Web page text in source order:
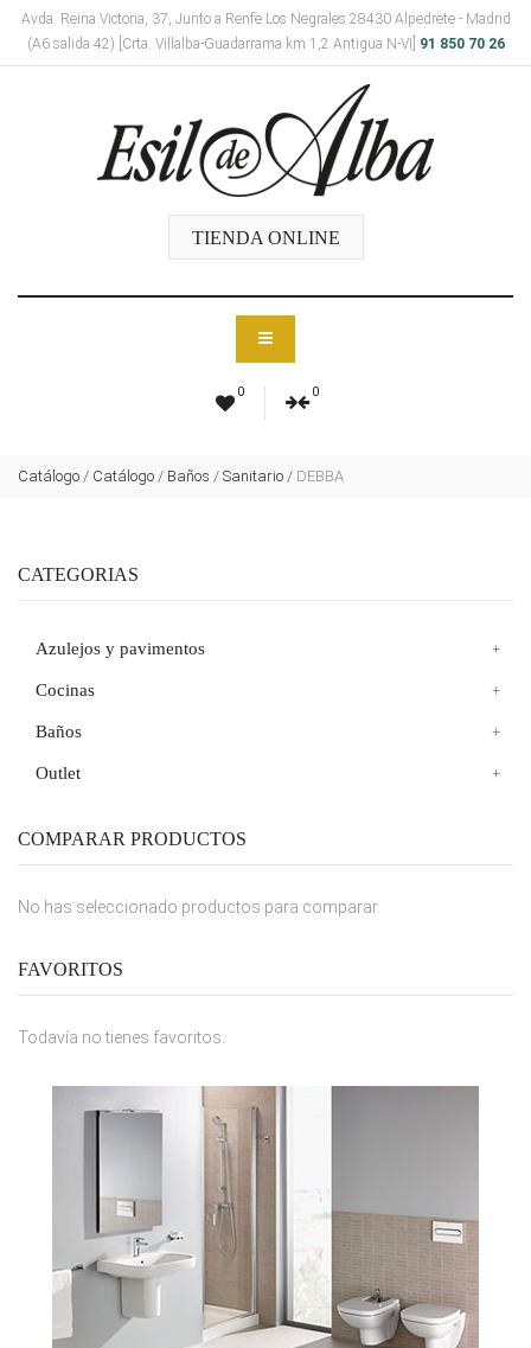
Avda. Reina Victoria, 37, Junto a Renfe Los Negrales 28430 Alpedrete - Madrid
(A6 salida 42) [Crta. Villalba-Guadarrama km 1,2 Antigua N-VI]
91 850 70 26
TIENDA ONLINE
0 0
Catálogo / Catálogo / Baños / Sanitario / DEBBA
CATEGORIAS
Azulejos y pavimentos
Cocinas
Baños
Outlet
COMPARAR PRODUCTOS
No has seleccionado productos para comparar.
FAVORITOS
Todavía no tienes favoritos.